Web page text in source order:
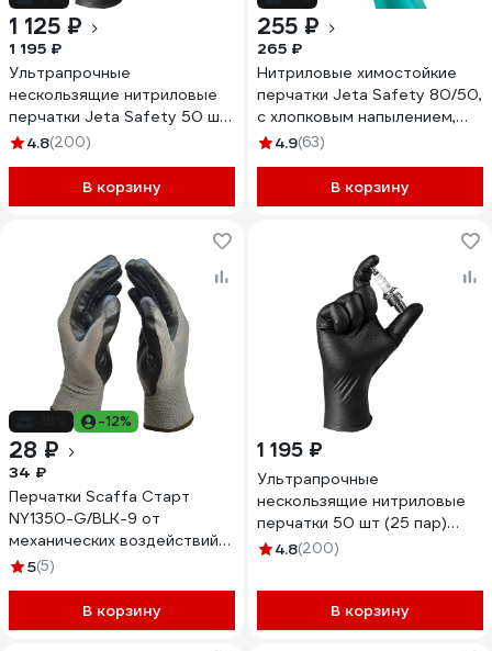
1 125 ₽
1 195 ₽
Ультрапрочные
нескользящие нитриловые
перчатки Jeta Safety 50 шт
(25 пар), р.L/9, 240 мм,
4.8(200)
В корзину
255 ₽
265 ₽
Нитриловые химостойкие
перчатки Jeta Safety 80/50,
с хлопковым напылением,
0.38 мм, р. 9/l JN711-09-L
4.9(63)
В корзину
-12%
28 ₽
34 ₽
Перчатки Scaffa Старт
NY1350-G/BLK-9 от
механических воздействий
размер 9 00-01018559
5(5)
В корзину
1 195 ₽
Ультрапрочные
нескользящие нитриловые
перчатки 50 шт (25 пар)
размер M/8 толщина 0,15 мм
08
4.8(200)
В корзину